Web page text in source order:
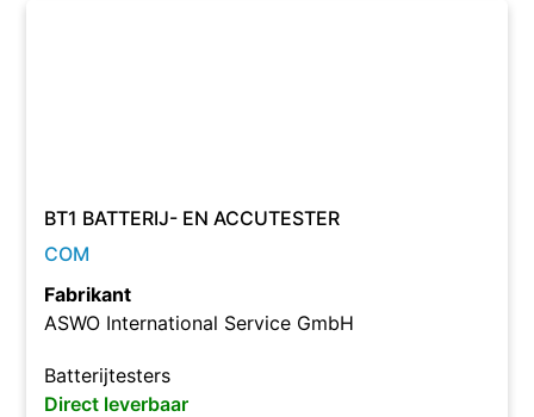
BT1 BATTERIJ- EN ACCUTESTER
COM
Fabrikant
ASWO International Service GmbH
Batterijtesters
Direct leverbaar